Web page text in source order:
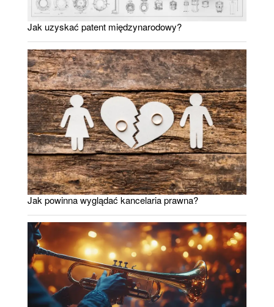
Jak uzyskać patent międzynarodowy?
Jak powinna wyglądać kancelaria prawna?